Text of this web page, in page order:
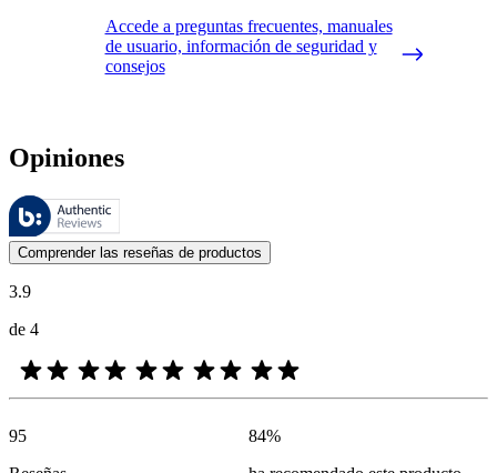
Accede a preguntas frecuentes, manuales
de usuario, información de seguridad y
consejos
Opiniones
Estas reseñas las gestiona Bazaarvoice y cumplen con la política de
Las opiniones de los clientes en forma de reseñas de productos y
Comprender las reseñas de productos
3.9
de 4
95
84%